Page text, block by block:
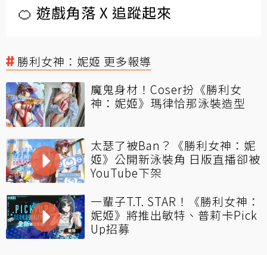
🍊 遊戲角落 X 追蹤起來
勝利女神：妮姬 更多報導
魔鬼身材！Coser扮《勝利女
神：妮姬》瑪律恰那泳裝造型
太瑟了被Ban？《勝利女神：妮
姬》公開新泳裝角 日版直播卻被
YouTube下架
一輩子T.T. STAR！《勝利女神：
妮姬》將推出敏特、普莉卡Pick
Up招募